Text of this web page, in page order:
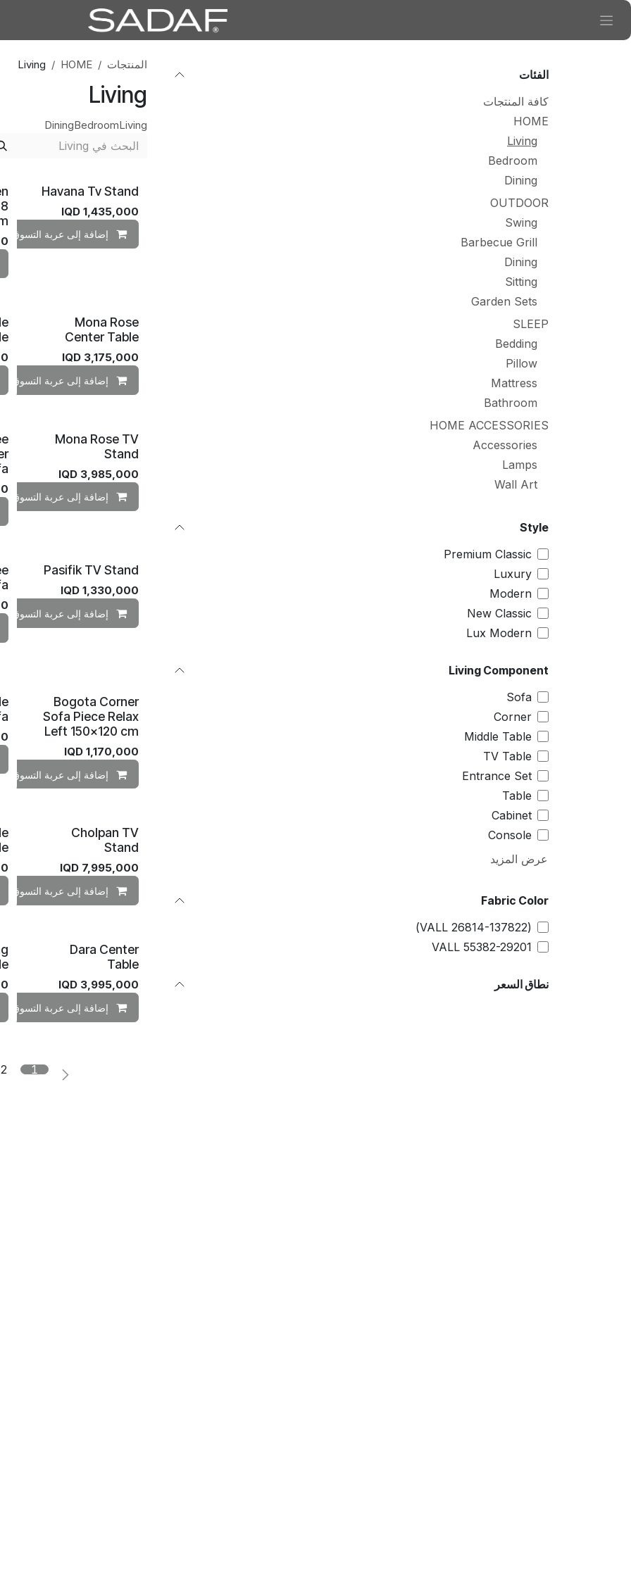
تخطي للذهاب إلى المحتوى
الفئات
كافة المنتجات
HOME
Living
Bedroom
Dining
OUTDOOR
Swing
Barbecue Grill
Dining
Sitting
Garden Sets
SLEEP
Bedding
Pillow
Mattress
Bathroom
HOME ACCESSORIES
Accessories
Lamps
Wall Art
Style
Premium Classic
Luxury
Modern
New Classic
Lux Modern
Living Component
Sofa
Corner
Middle Table
TV Table
Entrance Set
Table
Cabinet
Console
عرض المزيد
Fabric Color
(VALL 26814-137822)
VALL 55382-29201
نطاق السعر
المنتجات HOME
Living
Living
Living
Bedroom
Dining
Havana Tv Stand
1,435,000
إضافة إلى عربة التسوق
Mona Rose
Center Table
3,175,000
إضافة إلى عربة التسوق
Mona Rose TV
Stand
3,985,000
إضافة إلى عربة التسوق
Pasifik TV Stand
1,330,000
إضافة إلى عربة التسوق
Bogota Corner
Sofa Piece Relax
Left 150×120 cm
1,170,000
إضافة إلى عربة التسوق
Cholpan TV
Stand
7,995,000
إضافة إلى عربة التسوق
Dara Center
Table
3,995,000
إضافة إلى عربة التسوق
1
2